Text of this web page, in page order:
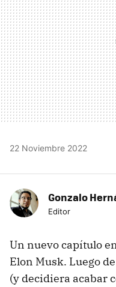
22 Noviembre 2022
Gonzalo
Editor
Un nuevo capítulo
Elon Musk. Luego
(y decidiera acabar